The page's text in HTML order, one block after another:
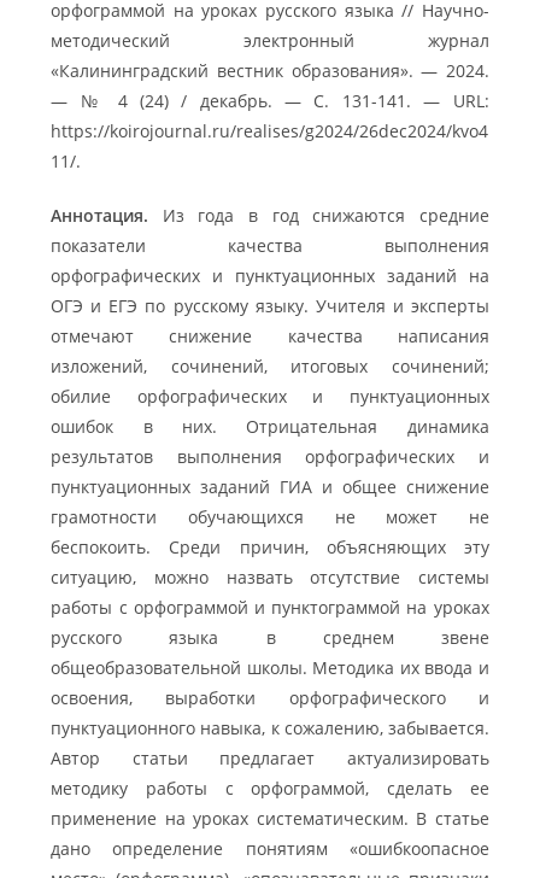
орфограммой на уроках русского языка // Научно-
методический электронный журнал
«Калининградский вестник образования». — 2024.
— № 4 (24) / декабрь. — С. 131-141. — URL:
https://koirojournal.ru/realises/g2024/26dec2024/kvo4
11/.
Аннотация. Из года в год снижаются средние
показатели качества выполнения
орфографических и пунктуационных заданий на
ОГЭ и ЕГЭ по русскому языку. Учителя и эксперты
отмечают снижение качества написания
изложений, сочинений, итоговых сочинений;
обилие орфографических и пунктуационных
ошибок в них. Отрицательная динамика
результатов выполнения орфографических и
пунктуационных заданий ГИА и общее снижение
грамотности обучающихся не может не
беспокоить. Среди причин, объясняющих эту
ситуацию, можно назвать отсутствие системы
работы с орфограммой и пунктограммой на уроках
русского языка в среднем звене
общеобразовательной школы. Методика их ввода и
освоения, выработки орфографического и
пунктуационного навыка, к сожалению, забывается.
Автор статьи предлагает актуализировать
методику работы с орфограммой, сделать ее
применение на уроках систематическим. В статье
дано определение понятиям «ошибкоопасное